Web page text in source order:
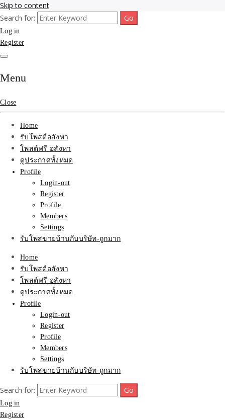
Skip to content
รับจ้างโพสขายบ้าน ที่ดิน
ติดAI SEO กับบริษัทใหญ่
รับจ้างทำโฆษณา สินค้า
บ้านที่ดิน ราคา ถูกและดี
ที่สุด บริการ โปรโมท
โฆษณารับโพสอสังหา ทีม
งาน บริํษัทใหญ่ เว็บขาย
บ้าน คุณภาพอันดับ1
SEOขายบ้าน
รับจ้างโพสขายบ้าน ที่ดิน ไม่มีค่านายหน้า กับบริษัท SEO-AI เน้นติดหน้า
แรก บริการโพสต์ โปรโมท รับจ้างทำโฆษณา ราคาถูก เว็บขายบ้าน รับโพ
สอสังหา ติดหน้าแรกกูเกิ้ล ทีมงาน บริํษัทใหญ่ รับประกันผลงาน ที่เดียวใน
Search for:
Log in
Register
Menu
Close
Home
รับโพสต์อสังหา
โพสต์ฟรี อสังหา
ดูประกาศทั้งหมด
Profile
Login-out
Register
Profile
Members
Settings
รับโพสขายบ้านกับบริษัท-ถูกมาก
Home
รับโพสต์อสังหา
โพสต์ฟรี อสังหา
ดูประกาศทั้งหมด
Profile
Login-out
Register
Profile
Members
Settings
รับโพสขายบ้านกับบริษัท-ถูกมาก
Search for:
Log in
Register